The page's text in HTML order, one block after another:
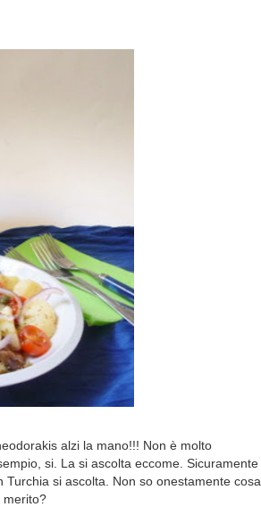
alzi la mano!!! Non è molto
si. La si ascolta eccome. Sicuramente
si ascolta. Non so onestamente cosa
merito?